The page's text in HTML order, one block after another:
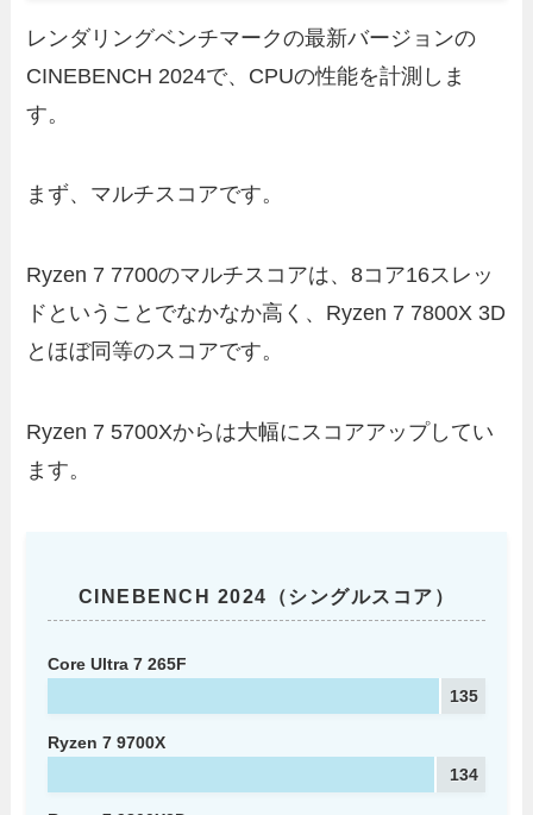
レンダリングベンチマークの最新バージョンの
CINEBENCH 2024で、CPUの性能を計測しま
す。
まず、マルチスコアです。
Ryzen 7 7700のマルチスコアは、8コア16スレッ
ドということでなかなか高く、Ryzen 7 7800X 3D
とほぼ同等のスコアです。
Ryzen 7 5700Xからは大幅にスコアアップしてい
ます。
CINEBENCH 2024（シングルスコア）
Core Ultra 7 265F
135
Ryzen 7 9700X
134